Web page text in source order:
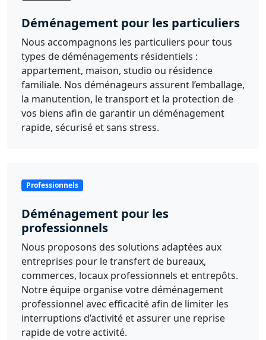
Déménagement pour les particuliers
Nous accompagnons les particuliers pour tous
types de déménagements résidentiels :
appartement, maison, studio ou résidence
familiale. Nos déménageurs assurent l’emballage,
la manutention, le transport et la protection de
vos biens afin de garantir un déménagement
rapide, sécurisé et sans stress.
Professionnels
Déménagement pour les
professionnels
Nous proposons des solutions adaptées aux
entreprises pour le transfert de bureaux,
commerces, locaux professionnels et entrepôts.
Notre équipe organise votre déménagement
professionnel avec efficacité afin de limiter les
interruptions d’activité et assurer une reprise
rapide de votre activité.